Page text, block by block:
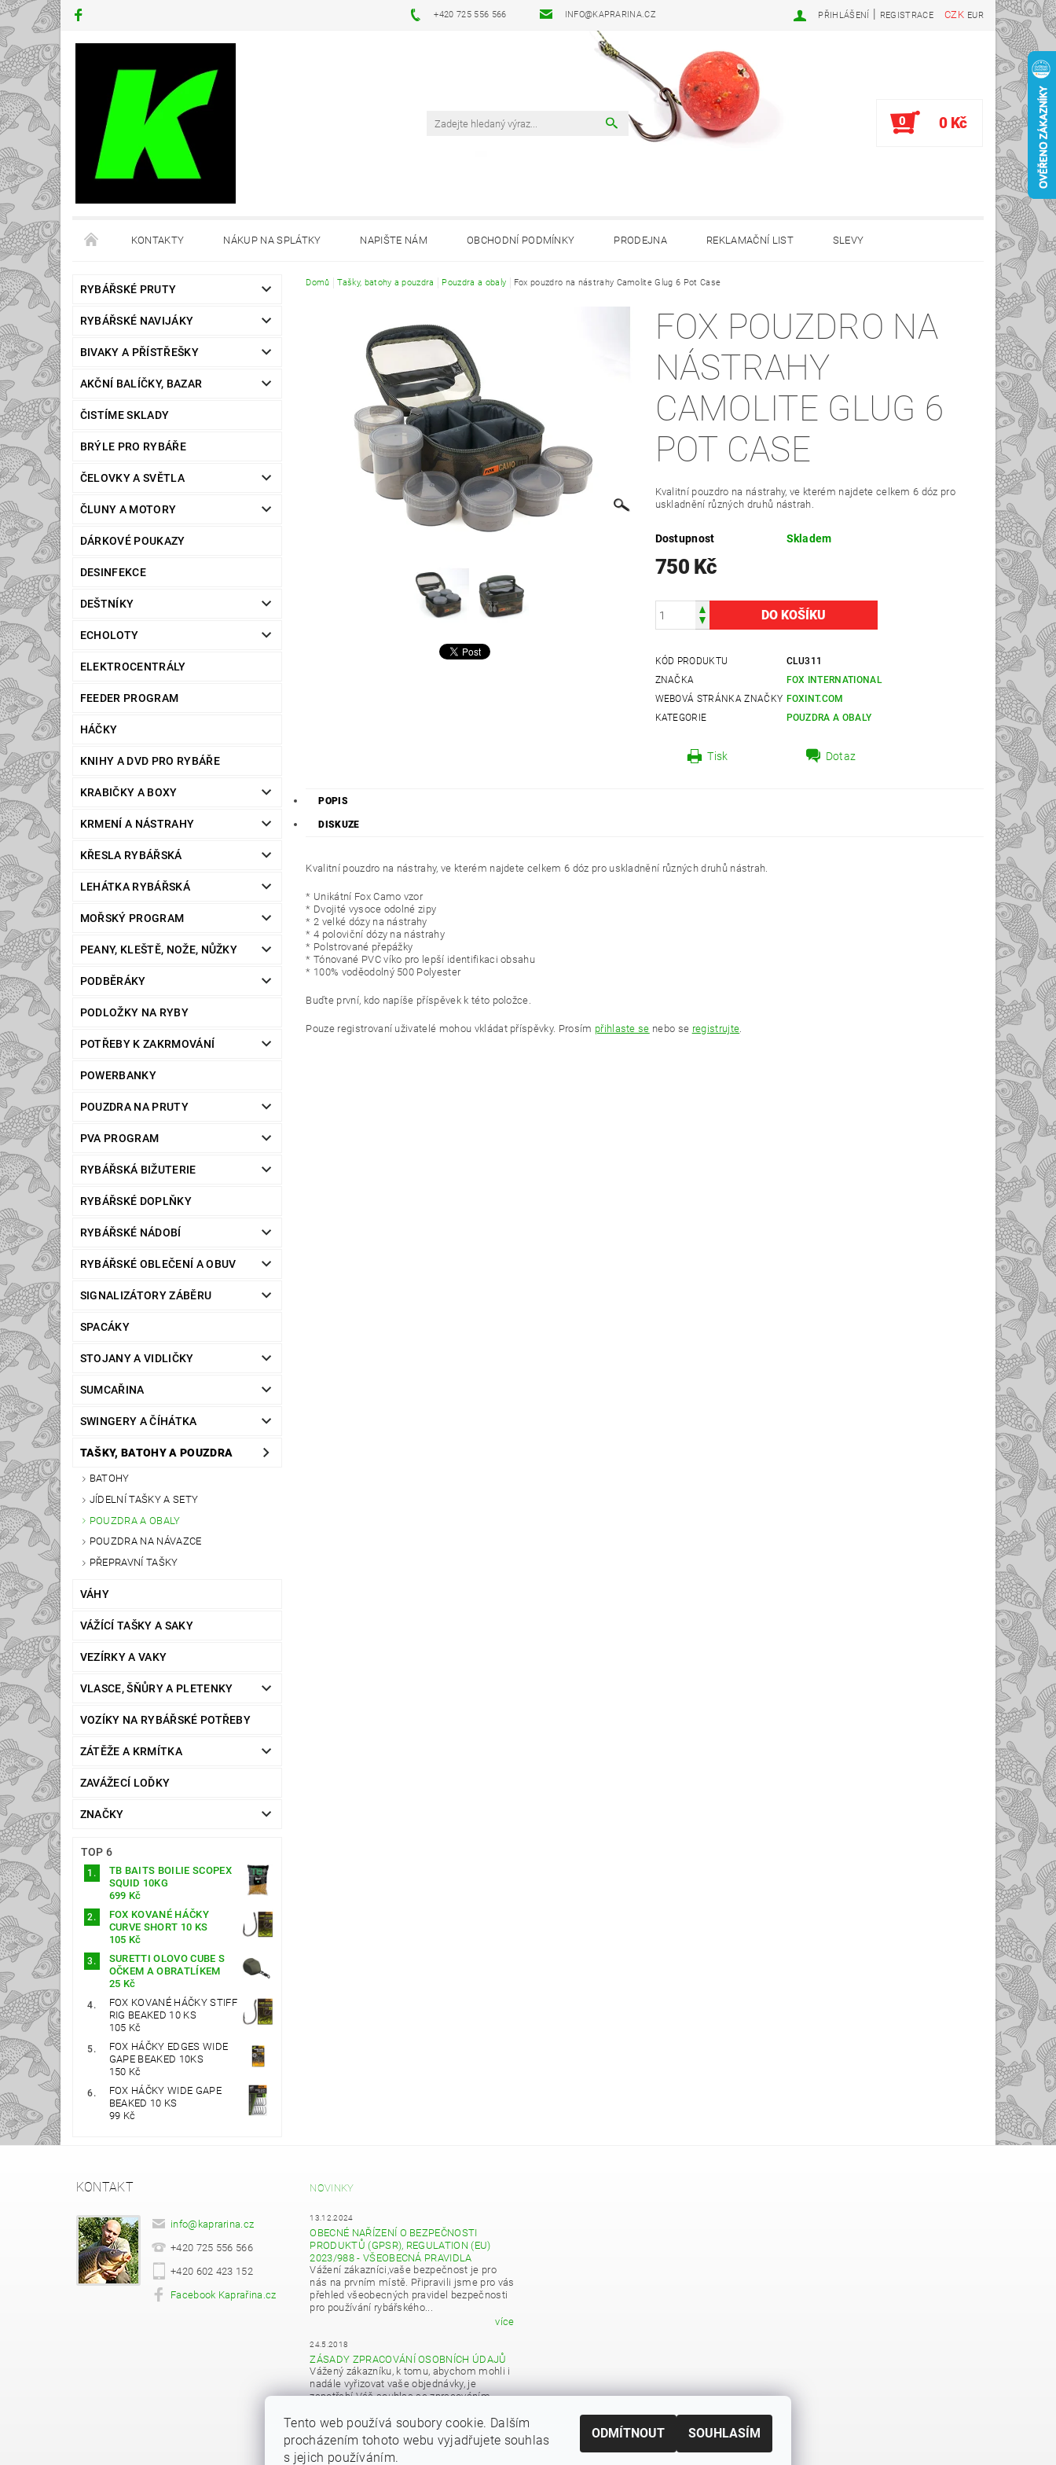
+420 725 556 566 INFO@KAPRARINA.CZ CZK EUR
PŘIHLÁŠENÍ | REGISTRACE
0 0 Kč
KONTAKTY NÁKUP NA SPLÁTKY NAPIŠTE NÁM OBCHODNÍ PODMÍNKY PRODEJNA REKLAMAČNÍ LIST SLEVY
RYBÁŘSKÉ PRUTY
RYBÁŘSKÉ NAVIJÁKY
BIVAKY A PŘÍSTŘEŠKY
AKČNÍ BALÍČKY, BAZAR
ČISTÍME SKLADY
BRÝLE PRO RYBÁŘE
ČELOVKY A SVĚTLA
ČLUNY A MOTORY
DÁRKOVÉ POUKAZY
DESINFEKCE
DEŠTNÍKY
ECHOLOTY
ELEKTROCENTRÁLY
FEEDER PROGRAM
HÁČKY
KNIHY A DVD PRO RYBÁŘE
KRABIČKY A BOXY
KRMENÍ A NÁSTRAHY
KŘESLA RYBÁŘSKÁ
LEHÁTKA RYBÁŘSKÁ
MOŘSKÝ PROGRAM
PEANY, KLEŠTĚ, NOŽE, NŮŽKY
PODBĚRÁKY
PODLOŽKY NA RYBY
POTŘEBY K ZAKRMOVÁNÍ
POWERBANKY
POUZDRA NA PRUTY
PVA PROGRAM
RYBÁŘSKÁ BIŽUTERIE
RYBÁŘSKÉ DOPLŇKY
RYBÁŘSKÉ NÁDOBÍ
RYBÁŘSKÉ OBLEČENÍ A OBUV
SIGNALIZÁTORY ZÁBĚRU
SPACÁKY
STOJANY A VIDLIČKY
SUMCAŘINA
SWINGERY A ČÍHÁTKA
TAŠKY, BATOHY A POUZDRA
BATOHY
JÍDELNÍ TAŠKY A SETY
POUZDRA A OBALY
POUZDRA NA NÁVAZCE
PŘEPRAVNÍ TAŠKY
VÁHY
VÁŽÍCÍ TAŠKY A SAKY
VEZÍRKY A VAKY
VLASCE, ŠŇŮRY A PLETENKY
VOZÍKY NA RYBÁŘSKÉ POTŘEBY
ZÁTĚŽE A KRMÍTKA
ZAVÁŽECÍ LOĎKY
ZNAČKY
TOP 6
TB BAITS BOILIE SCOPEX
SQUID 10KG
699 Kč
FOX KOVANÉ HÁČKY
CURVE SHORT 10 KS
105 Kč
SURETTI OLOVO CUBE S
OČKEM A OBRATLÍKEM
25 Kč
FOX KOVANÉ HÁČKY STIFF
RIG BEAKED 10 KS
105 Kč
FOX HÁČKY EDGES WIDE
GAPE BEAKED 10KS
150 Kč
FOX HÁČKY WIDE GAPE
BEAKED 10 KS
99 Kč
Domů Tašky, batohy a pouzdra Pouzdra a obaly Fox pouzdro na nástrahy Camolite Glug 6 Pot Case
FOX POUZDRO NA
NÁSTRAHY
CAMOLITE GLUG 6
POT CASE
Kvalitní pouzdro na nástrahy, ve kterém najdete celkem 6 dóz pro
uskladnění různých druhů nástrah.
Dostupnost Skladem
750 Kč
KÓD PRODUKTU
CLU311
ZNAČKA
FOX INTERNATIONAL
WEBOVÁ STRÁNKA ZNAČKY FOXINT.COM
KATEGORIE
POUZDRA A OBALY
Tisk Dotaz
POPIS
DISKUZE
Kvalitní pouzdro na nástrahy, ve kterém najdete celkem 6 dóz pro uskladnění různých druhů nástrah.
* Unikátní Fox Camo vzor
* Dvojité vysoce odolné zipy
* 2 velké dózy na nástrahy
* 4 poloviční dózy na nástrahy
* Polstrované přepážky
* Tónované PVC víko pro lepší identifikaci obsahu
* 100% voděodolný 500 Polyester
Buďte první, kdo napíše příspěvek k této položce.
Pouze registrovaní uživatelé mohou vkládat příspěvky. Prosím přihlaste se nebo se registrujte.
KONTAKT
info@kaprarina.cz
+420 725 556 566
+420 602 423 152
Facebook Kaprařina.cz
NOVINKY
13.12.2024
OBECNÉ NAŘÍZENÍ O BEZPEČNOSTI
PRODUKTŮ (GPSR), REGULATION (EU)
2023/988 - VŠEOBECNÁ PRAVIDLA
Vážení zákazníci,vaše bezpečnost je pro
nás na prvním místě. Připravili jsme pro vás
přehled všeobecných pravidel bezpečnosti
pro používání rybářského...
více
24.5.2018
ZÁSADY ZPRACOVÁNÍ OSOBNÍCH ÚDAJŮ
Vážený zákazníku, k tomu, abychom mohli i
nadále vyřizovat vaše objednávky, je
zapotřebí Váš souhlas se zpracováním
více
Tento web používá soubory cookie. Dalším
procházením tohoto webu vyjadřujete souhlas
s jejich používáním.
ODMÍTNOUT SOUHLASÍM